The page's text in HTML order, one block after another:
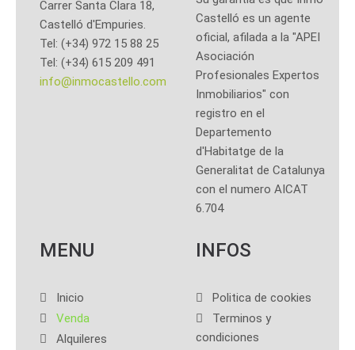
Carrer Santa Clara 18,
Castelló d'Empuries.
Tel: (+34) 972 15 88 25
Tel: (+34) 615 209 491
info@inmocastello.com
Castelló es un agente
oficial, afilada a la "APEI
Asociación
Profesionales Expertos
Inmobiliarios" con
registro en el
Departemento
d'Habitatge de la
Generalitat de Catalunya
con el numero AICAT
6.704
MENU
Inicio
Venda
Alquileres
INFOS
Politica de cookies
Terminos y
condiciones